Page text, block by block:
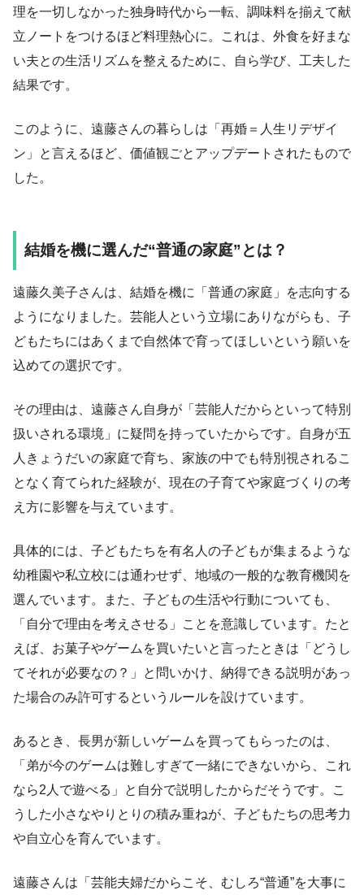
理を一切しなかった独身時代から一転、調味料を揃えて献
立ノートをつけるほど料理熱心に。これは、外食を好まな
い夫との生活リズムを整えるために、自ら学び、工夫した
結果です。
このように、遠藤さんの暮らしは「再婚＝人生リデザイ
ン」と言えるほど、価値観ごとアップデートされたもので
した。
結婚を機に選んだ“普通の家庭”とは？
遠藤久美子さんは、結婚を機に「普通の家庭」を志向する
ようになりました。芸能人という立場にありながらも、子
どもたちにはあくまで自然体で育ってほしいという願いを
込めての選択です。
その理由は、遠藤さん自身が「芸能人だからといって特別
扱いされる環境」に疑問を持っていたからです。自身が五
人きょうだいの家庭で育ち、家族の中でも特別視されるこ
となく育てられた経験が、現在の子育てや家庭づくりの考
え方に影響を与えています。
具体的には、子どもたちを有名人の子どもが集まるような
幼稚園や私立校には通わせず、地域の一般的な教育機関を
選んでいます。また、子どもの生活や行動についても、
「自分で理由を考えさせる」ことを意識しています。たと
えば、お菓子やゲームを買いたいと言ったときは「どうし
てそれが必要なの？」と問いかけ、納得できる説明があっ
た場合のみ許可するというルールを設けています。
あるとき、長男が新しいゲームを買ってもらったのは、
「弟が今のゲームは難しすぎて一緒にできないから、これ
なら2人で遊べる」と自分で説明したからだそうです。こ
うした小さなやりとりの積み重ねが、子どもたちの思考力
や自立心を育んでいます。
遠藤さんは「芸能夫婦だからこそ、むしろ“普通”を大事に